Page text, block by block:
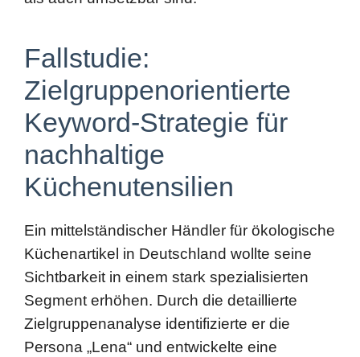
Keyword-Strategie für
nachhaltige
Küchenutensilien
Ein mittelständischer Händler für ökologische
Küchenartikel in Deutschland wollte seine
Segment erhöhen. Durch die detaillierte
Zielgruppenanalyse identifizierte er die
Persona „Lena“ und entwickelte eine
Keyword-Strategie, die auf spezifische
Suchanfragen wie „biologisch abbaubare